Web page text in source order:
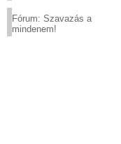
Fórum: Szavazás a
mindenem!